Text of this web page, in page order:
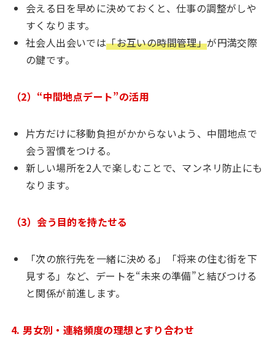
会える日を早めに決めておくと、仕事の調整がしや
すくなります。
社会人出会いでは「お互いの時間管理」が円満交際
の鍵です。
（2）“中間地点デート”の活用
片方だけに移動負担がかからないよう、中間地点で
会う習慣をつける。
新しい場所を2人で楽しむことで、マンネリ防止にも
なります。
（3）会う目的を持たせる
「次の旅行先を一緒に決める」「将来の住む街を下
見する」など、デートを“未来の準備”と結びつける
と関係が前進します。
4. 男女別・連絡頻度の理想とすり合わせ